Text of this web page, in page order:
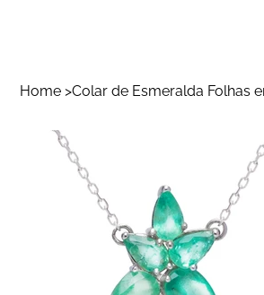
Home >Colar de Esmeralda Folhas